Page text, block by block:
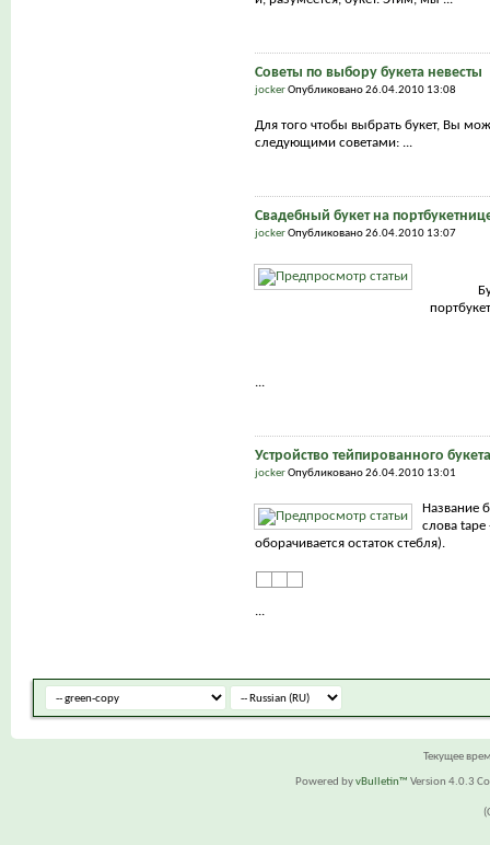
Советы по выбору букета невесты
jockerОпубликовано 26.04.2010 13:08
Для того чтобы выбрать букет, Вы
следующими советами: ...
Свадебный букет на
jockerОпубликовано 26.04.2010 13:07
...
Устройство тейпированного букета
jockerОпубликовано 26.04.2010 13:01
Название
слова tape
оборачивается остаток стебля).
...
Текущее
Powered byvBulletin™ Version 4.0.3